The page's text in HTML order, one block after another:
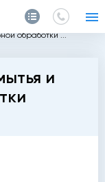
для ванн
обработки ...
и